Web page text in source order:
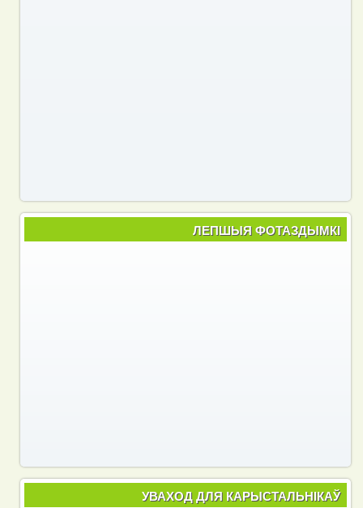
ЛЕПШЫЯ ФОТАЗДЫМКІ
УВАХОД ДЛЯ КАРЫСТАЛЬНІКАЎ